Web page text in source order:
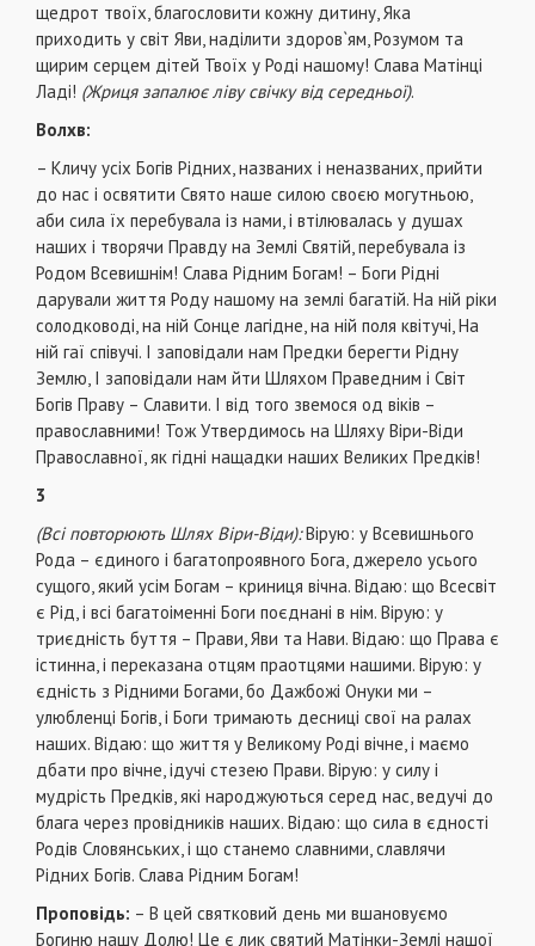
щедрот твоїх, благословити кожну дитину, Яка
приходить у світ Яви, наділити здоров`ям, Розумом та
щирим серцем дітей Твоїх у Роді нашому! Слава Матінці
Ладі! (Жриця запалює ліву свічку від середньої).
Волхв:
– Кличу усіх Богів Рідних, названих і неназваних, прийти
до нас і освятити Свято наше силою своєю могутньою,
аби сила їх перебувала із нами, і втілювалась у душах
наших і творячи Правду на Землі Святій, перебувала із
Родом Всевишнім! Слава Рідним Богам! – Боги Рідні
дарували життя Роду нашому на землі багатій. На ній ріки
солодководі, на ній Сонце лагідне, на ній поля квітучі, На
ній гаї співучі. І заповідали нам Предки берегти Рідну
Землю, І заповідали нам йти Шляхом Праведним і Світ
Богів Праву – Славити. І від того звемося од віків –
православними! Тож Утвердимось на Шляху Віри-Віди
Православної, як гідні нащадки наших Великих Предків!
3
(Всі повторюють Шлях Віри-Віди):Вірую: у Всевишнього
Рода – єдиного і багатопроявного Бога, джерело усього
сущого, який усім Богам – криниця вічна. Відаю: що Всесвіт
є Рід, і всі багатоіменні Боги поєднані в нім. Вірую: у
триєдність буття – Прави, Яви та Нави. Відаю: що Права є
істинна, і переказана отцям праотцями нашими. Вірую: у
єдність з Рідними Богами, бо Дажбожі Онуки ми –
улюбленці Богів, і Боги тримають десниці свої на ралах
наших. Відаю: що життя у Великому Роді вічне, і маємо
дбати про вічне, ідучі стезею Прави. Вірую: у силу і
мудрість Предків, які народжуються серед нас, ведучі до
блага через провідників наших. Відаю: що сила в єдності
Родів Словянських, і що станемо славними, славлячи
Рідних Богів. Слава Рідним Богам!
Проповідь: – В цей святковий день ми вшановуємо
Богиню нашу Долю! Це є лик святий Матінки-Землі нашої